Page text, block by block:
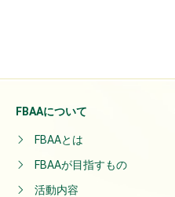
FBAAについて
FBAAとは
FBAAが目指すもの
活動内容